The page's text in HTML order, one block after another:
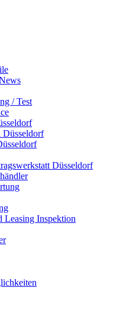
/ Test
Düsseldorf
Düsseldorf
Leasing Inspektion